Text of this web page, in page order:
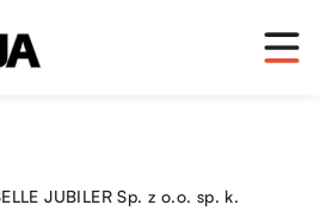
JUBILER Sp. z o.o. sp. k.